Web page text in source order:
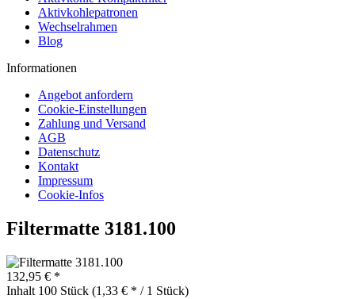
Aktivkohlepatronen
Wechselrahmen
Blog
Informationen
Angebot anfordern
Cookie-Einstellungen
Zahlung und Versand
AGB
Datenschutz
Kontakt
Impressum
Cookie-Infos
Filtermatte 3181.100
132,95 € *
Inhalt 100 Stück (1,33 € * / 1 Stück)